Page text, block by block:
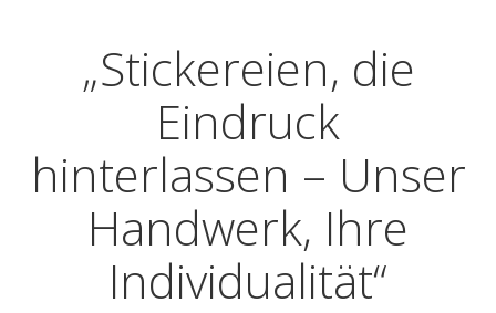
„Stickereien, die
Eindruck
hinterlassen – Unser
Handwerk, Ihre
Individualität“